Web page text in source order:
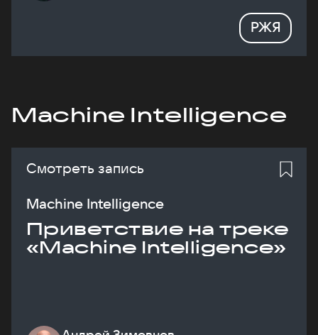
РЖЯ
Machine Intelligence
Смотреть запись
Machine Intelligence
Приветствие на треке
«Machine Intelligence»